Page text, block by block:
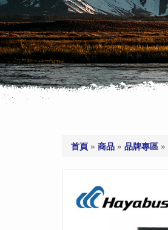
首頁 » 商品 » 品牌專區 »